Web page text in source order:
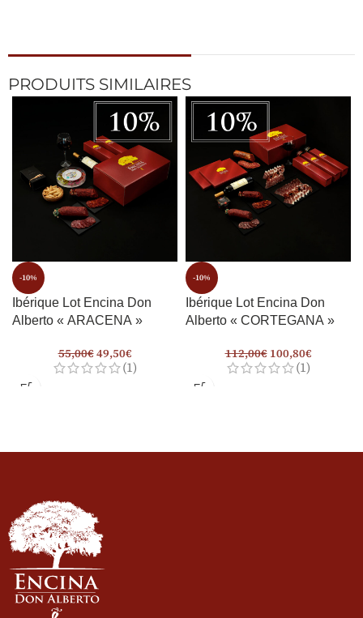
PRODUITS SIMILAIRES
-10%
Ibérique Lot Encina Don
Alberto « ARACENA »
55,00€49,50€
(1)
-10%
Ibérique Lot Encina Don
Alberto « CORTEGANA »
112,00€ 100,80€
(1)